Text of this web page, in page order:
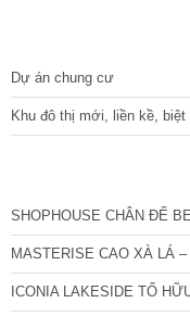
Dự án chung cư
Khu đô thị mới, liền kề,
SHOPHOUSE CHÂN ĐẾ
MASTERISE CAO XÀ LÁ
ICONIA LAKESIDE TỐ